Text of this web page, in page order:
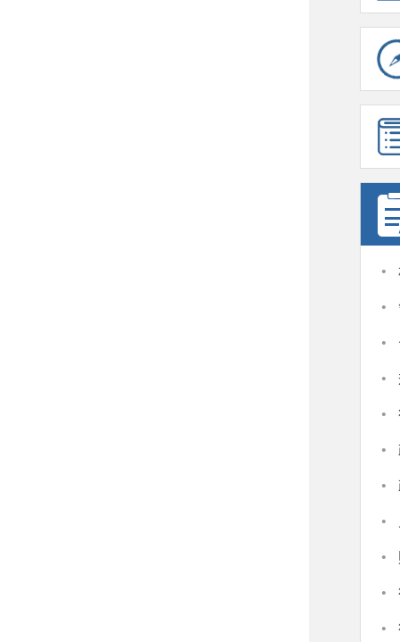
·
·
·
·
·
·
·
·
·
·
·